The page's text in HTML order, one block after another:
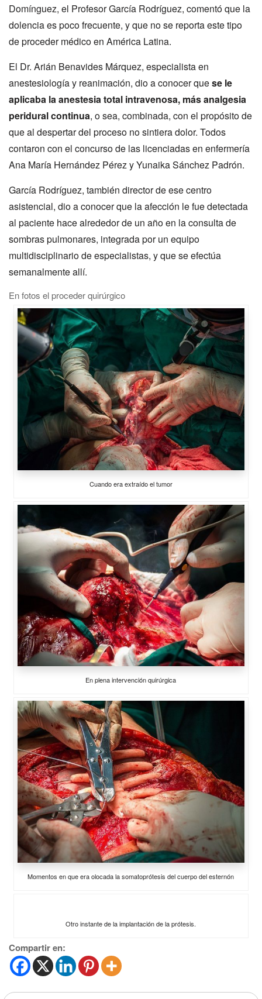
Domínguez, el Profesor García Rodríguez, comentó que la
dolencia es poco frecuente, y que no se reporta este tipo
de proceder médico en América Latina.
El Dr. Arián Benavides Márquez, especialista en
anestesiología y reanimación, dio a conocer quese le
aplicaba la anestesia total intravenosa, más analgesia
peridural continua, o sea, combinada, con el propósito de
que al despertar del proceso no sintiera dolor. Todos
contaron con el concurso de las licenciadas en enfermería
Ana María Hernández Pérez y Yunaika Sánchez Padrón.
García Rodríguez, también director de ese centro
asistencial, dio a conocer que la afección le fue detectada
al paciente hace alrededor de un año en la consulta de
sombras pulmonares, integrada por un equipo
multidisciplinario de especialistas, y que se efectúa
semanalmente allí.
En fotos el proceder quirúrgico
Cuando era extraído el tumor
En plena intervención quirúrgica
Momentos en que era olocada la somatoprótesis del cuerpo del esternón
Otro instante de la implantación de la prótesis.
Compartir en: